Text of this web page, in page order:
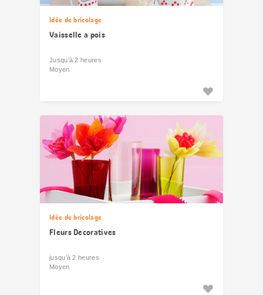
Idée de bricolage
Vaisselle a pois
Jusqu’à 2 heures
Moyen
Idée de bricolage
Fleurs Decoratives
jusqu’à 2 heures
Moyen